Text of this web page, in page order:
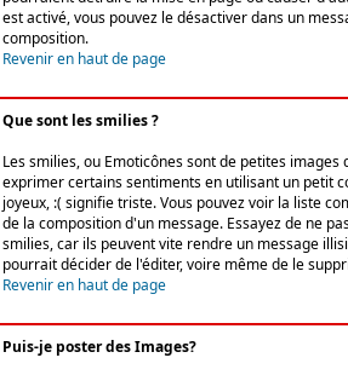
est activé, vous pouvez le désactiver dans un
composition.
Revenir en haut de page
Que sont les smilies ?
Les smilies, ou Emoticônes sont de petites images
exprimer certains sentiments en utilisant un petit
joyeux, :( signifie triste. Vous pouvez voir la liste
de la composition d'un message. Essayez de ne
smilies, car ils peuvent vite rendre un message
pourrait décider de l'éditer, voire même de le
Revenir en haut de page
Puis-je poster des Images?